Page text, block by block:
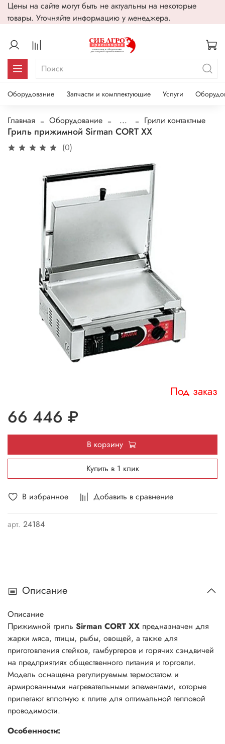
Цены на сайте могут быть не актуальны на некоторые
товары. Уточняйте информацию у менеджера.
Оборудование Запчасти и комплектующие Услуги
Главная Оборудование ... Грили контактные
Гриль прижимной Sirman CORT XX
(0)
В избранное Добавить в сравнение
арт. 24184
Под заказ
66 446 ₽
В корзину
Купить в 1 клик
Описание
Описание
Прижимной гриль Sirman CORT XX предназначен для
жарки мяса, птицы, рыбы, овощей, а также для
приготовления стейков, гамбургеров и горячих сэндвичей
на предприятиях общественного питания и торговли.
Модель оснащена регулируемым термостатом и
армированными нагревательными элементами, которые
прилегают вплотную к плите для оптимальной тепловой
проводимости.
Особенности: